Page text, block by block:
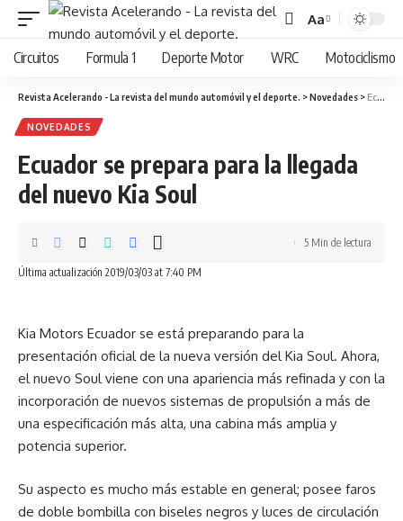
Cambiar
tamaño
fuente
Aa
Circuitos Formula 1 Deporte Motor WRC Motociclismo
Revista Acelerando - La revista del mundo automóvil y el deporte. >Novedades >Ecuador se prepara para la llegada del nuevo Kia Soul
NOVEDADES
Ecuador se prepara para la llegada
del nuevo Kia Soul
Última actualización 2019/03/03 at 7:40 PM
5 Min de lectura
Kia Motors Ecuador se está preparando para la
presentación oficial de la nueva versión del Kia Soul. Ahora,
el nuevo Soul viene con una apariencia más refinada y con la
incorporación de nuevos sistemas de propulsión a más de
una especificación más alta, una cabina más amplia y
potencia superior.
Su aspecto es mucho más estable en general; posee faros
de doble bombilla con biseles negros y luces de circulación